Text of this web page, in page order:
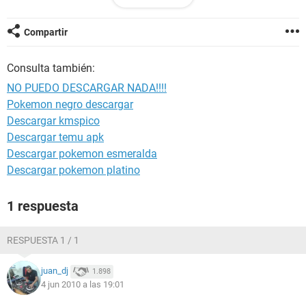
Compartir
Consulta también:
NO PUEDO DESCARGAR NADA!!!!
Pokemon negro descargar
Descargar kmspico
Descargar temu apk
Descargar pokemon esmeralda
Descargar pokemon platino
1 respuesta
RESPUESTA 1 / 1
juan_dj 1.898
4 jun 2010 a las 19:01